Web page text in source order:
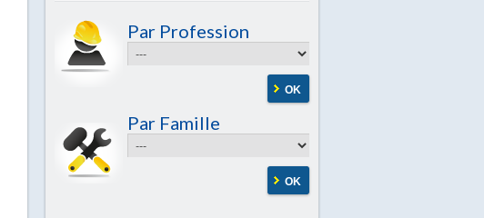
Par Profession
OK
Par Famille
OK